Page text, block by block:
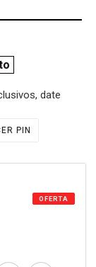
date
PIN
OFERTA